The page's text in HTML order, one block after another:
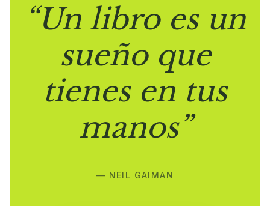
“Un libro es un
sueño que
tienes en tus
manos”
— NEIL GAIMAN